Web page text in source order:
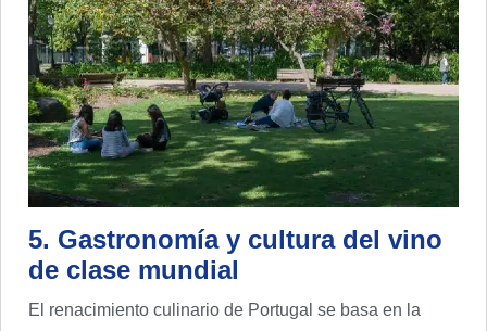
5. Gastronomía y cultura del vino
de clase mundial
El renacimiento culinario de Portugal se basa en la